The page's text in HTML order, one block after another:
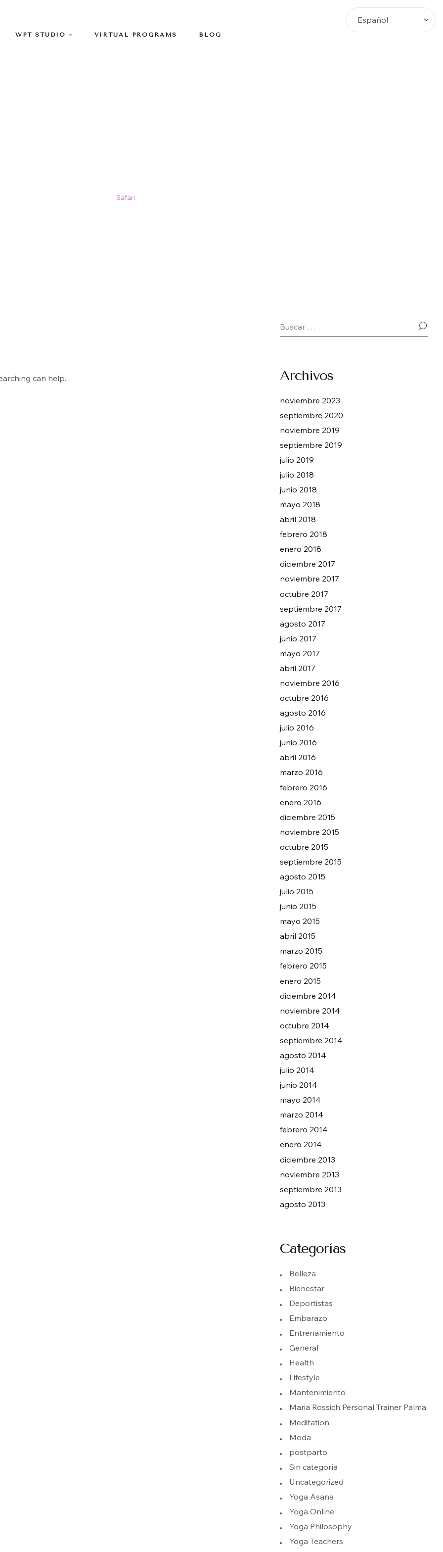
WPT STUDIO VIRTUAL PROGRAMS BLOG
Safari
can help. Archivos
noviembre 2023
septiembre 2020
noviembre 2019
septiembre 2019
julio 2019
julio 2018
junio 2018
mayo 2018
abril 2018
febrero 2018
enero 2018
diciembre 2017
noviembre 2017
octubre 2017
septiembre 2017
agosto 2017
junio 2017
mayo 2017
abril 2017
noviembre 2016
octubre 2016
agosto 2016
julio 2016
junio 2016
abril 2016
marzo 2016
febrero 2016
enero 2016
diciembre 2015
noviembre 2015
octubre 2015
septiembre 2015
agosto 2015
julio 2015
junio 2015
mayo 2015
abril 2015
marzo 2015
febrero 2015
enero 2015
diciembre 2014
noviembre 2014
octubre 2014
septiembre 2014
agosto 2014
julio 2014
junio 2014
mayo 2014
marzo 2014
febrero 2014
enero 2014
diciembre 2013
noviembre 2013
septiembre 2013
agosto 2013
Categorías
Belleza
Bienestar
Deportistas
Embarazo
Entrenamiento
General
Health
Lifestyle
Mantenimiento
Maria Rossich Personal Trainer Palma
Meditation
Moda
postparto
Sin categoría
Uncategorized
Yoga Asana
Yoga Online
Yoga Philosophy
Yoga Teachers